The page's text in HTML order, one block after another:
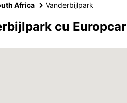
Africa Vanderbijlpark
cu Europcar